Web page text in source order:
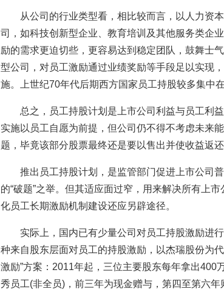
从公司的行业类型看，相比较而言，以人力资
司，如科技创新型企业、教育培训及其他服务类企
励的需求更迫切些，更容易达到稳定团队，鼓舞士
型公司，对员工激励通过业绩奖励等手段足以实现
施。上世纪70年代后期西方国家员工持股较多集中
总之，员工持股计划是上市公司利益与员工利
实施以员工自愿为前提，但公司仍不得不考虑未来
题，毕竟该部分股票最终还是要以售出并使收益返还
推出员工持股计划，是监管部门促进上市公司
的“破题”之举。但其适应面过窄，用来解决所有上
化员工长期激励机制建设还应另辟途径。
实际上，国内已有少量公司对员工持股激励进
种来自股东层面对员工的持股激励，以杰瑞股份为
激励”方案：2011年起，三位主要股东每年拿出400
秀员工(非全员)，前三年为现金赠与，第四至第六年